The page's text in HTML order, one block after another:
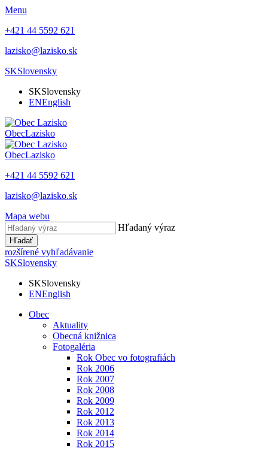
Menu
+421 44 5592 621
lazisko@lazisko.sk
SKSlovensky
SKSlovensky
ENEnglish
ObecLazisko
ObecLazisko
+421 44 5592 621
lazisko@lazisko.sk
Mapa webu
Hľadaný výraz
Hľadať
rozšírené vyhľadávanie
SKSlovensky
SKSlovensky
ENEnglish
Obec
Aktuality
Obecná knižnica
Fotogaléria
Rok Obec vo fotografiách
Rok 2006
Rok 2007
Rok 2008
Rok 2009
Rok 2012
Rok 2013
Rok 2014
Rok 2015